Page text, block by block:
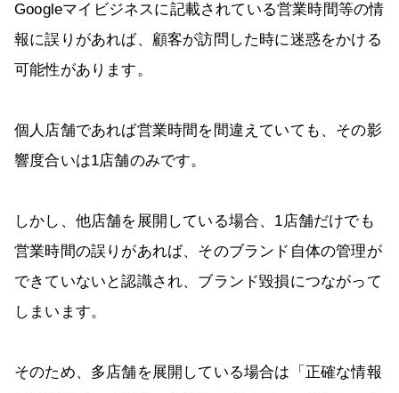
Googleマイビジネスに記載されている営業時間等の情
報に誤りがあれば、顧客が訪問した時に迷惑をかける
可能性があります。
個人店舗であれば営業時間を間違えていても、その影
響度合いは1店舗のみです。
しかし、他店舗を展開している場合、1店舗だけでも
営業時間の誤りがあれば、そのブランド自体の管理が
できていないと認識され、ブランド毀損につながって
しまいます。
そのため、多店舗を展開している場合は「正確な情報